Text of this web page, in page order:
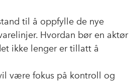
til å oppfylle de nye
Hvordan bør en aktør
ikke lenger er tillatt å
være fokus på kontroll og